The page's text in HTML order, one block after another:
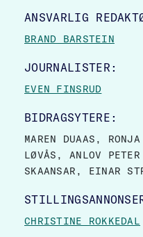
SITE FOOTER
ANSVARLIG
BRAND BARSTEIN
JOURNALISTER:
EVEN FINSRUD
BIDRAGSYTERE:
MAREN DUAAS,
LØVÅS, ANLOV
SKAANSAR, EINAR
CHRISTINE ROKKEDAL